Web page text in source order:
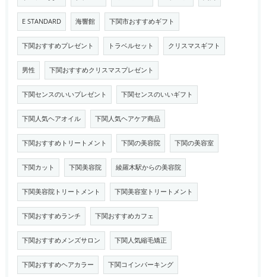
E STANDARD 海響館 下関市おすすめギフト
下関おすすめプレゼント トラベルセット クリスマスギフト
男性 下関おすすめクリスマスプレゼント
下関センスのいいプレゼント 下関センスのいいギフト
下関人気ヘアオイル 下関人気ヘアケア商品
下関おすすめトリートメント 下関の美容院 下関の美容室
下関カット 下関美容院 綾羅木駅からの美容院
下関美容院トリートメント 下関美容室トリートメント
下関おすすめランチ 下関おすすめカフェ
下関おすすめメンズサロン 下関人気縮毛矯正
下関おすすめヘアカラー 下関コインパーキング